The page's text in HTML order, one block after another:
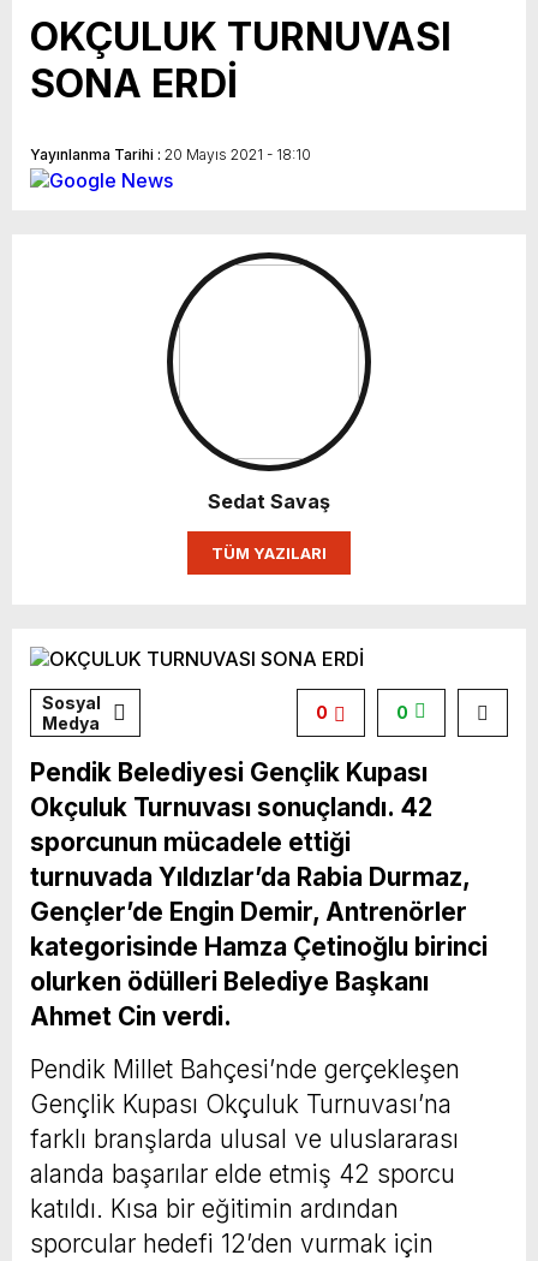
OKÇULUK TURNUVASI
SONA ERDİ
Yayınlanma Tarihi : 20 Mayıs 2021 - 18:10
Sedat Savaş
TÜM YAZILARI
Sosyal
Medya
0
0
Pendik Belediyesi Gençlik Kupası
Okçuluk Turnuvası sonuçlandı. 42
sporcunun mücadele ettiği
turnuvada Yıldızlar’da Rabia Durmaz,
Gençler’de Engin Demir, Antrenörler
kategorisinde Hamza Çetinoğlu birinci
olurken ödülleri Belediye Başkanı
Ahmet Cin verdi.
Pendik Millet Bahçesi’nde gerçekleşen
Gençlik Kupası Okçuluk Turnuvası’na
farklı branşlarda ulusal ve uluslararası
alanda başarılar elde etmiş 42 sporcu
katıldı. Kısa bir eğitimin ardından
sporcular hedefi 12’den vurmak için